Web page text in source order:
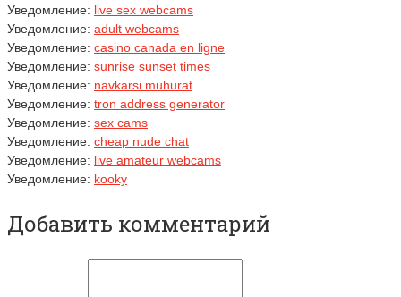
Уведомление: live sex webcams
Уведомление: adult webcams
Уведомление: casino canada en ligne
Уведомление: sunrise sunset times
Уведомление: navkarsi muhurat
Уведомление: tron address generator
Уведомление: sex cams
Уведомление: cheap nude chat
Уведомление: live amateur webcams
Уведомление: kooky
Добавить комментарий